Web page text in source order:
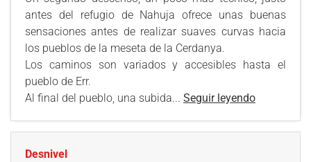
antes del refugio de Nahuja ofrece unas buenas
sensaciones antes de realizar suaves curvas hacia
los pueblos de la meseta de la Cerdanya.
Los caminos son variados y accesibles hasta el
pueblo de Err.
Al final del pueblo, una subida... Seguir leyendo
Desnivel